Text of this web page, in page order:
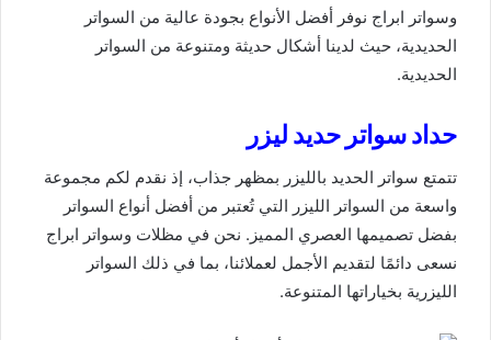
وسواتر ابراج نوفر أفضل الأنواع بجودة عالية من السواتر
الحديدية، حيث لدينا أشكال حديثة ومتنوعة من السواتر
الحديدية.
حداد سواتر حديد ليزر
تتمتع سواتر الحديد بالليزر بمظهر جذاب، إذ نقدم لكم مجموعة
واسعة من السواتر الليزر التي تُعتبر من أفضل أنواع السواتر
بفضل تصميمها العصري المميز. نحن في مظلات وسواتر ابراج
نسعى دائمًا لتقديم الأجمل لعملائنا، بما في ذلك السواتر
الليزرية بخياراتها المتنوعة.